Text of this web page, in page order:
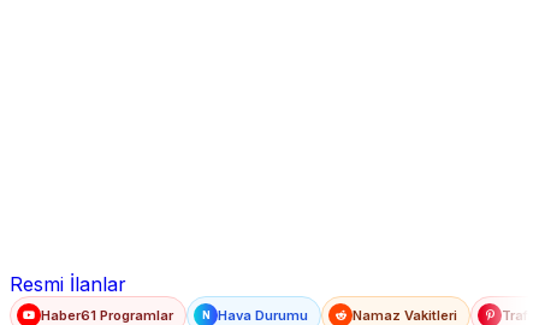
Resmi İlanlar
Haber61 Programlar N Hava Durumu Namaz Vakitleri